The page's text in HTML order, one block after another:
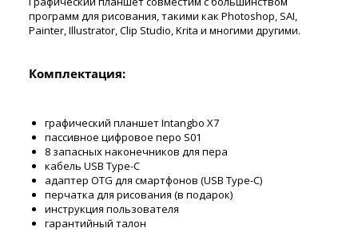
программ для рисования, такими как Photoshop, SAI,
Painter, Illustrator, Clip Studio, Krita и многими другими.
Комплектация:
графический планшет Intangbo X7
пассивное цифровое перо S01
8 запасных наконечников для пера
кабель USB Type-C
адаптер OTG для смартфонов (USB Type-C)
перчатка для рисования (в подарок)
инструкция пользователя
гарантийный талон